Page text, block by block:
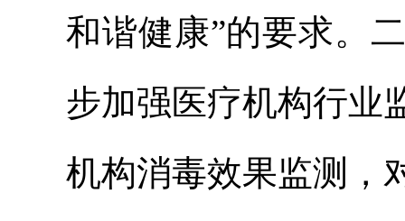
和谐健康”的要求。
步加强医疗机构行业
机构消毒效果监测，